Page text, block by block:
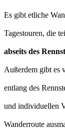
Es gibt etliche
Tagestouren, die
abseits des
Außerdem gibt es
entlang des
und individuellen
Wanderroute